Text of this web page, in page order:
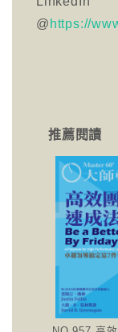
@ https://
推薦閱讀